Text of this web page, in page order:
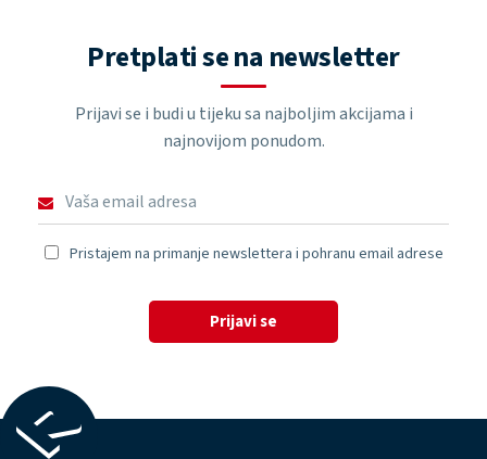
Pretplati se na newsletter
Prijavi se i budi u tijeku sa najboljim akcijama i
najnovijom ponudom.
Pristajem na primanje newslettera i pohranu email adrese
Prijavi se